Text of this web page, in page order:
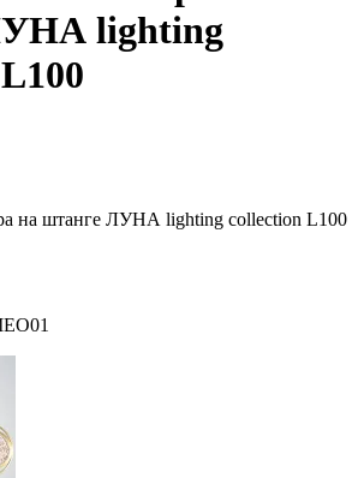
lighting
на штанге ЛУНА lighting collection L100